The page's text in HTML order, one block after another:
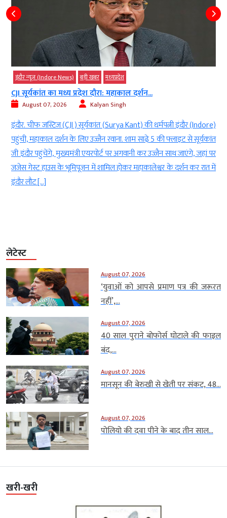
इंदौर न्यूज़ (Indore News) बड़ी खबर मध्‍यप्रदेश
CJI सूर्यकांत का मध्य प्रदेश दौरा: महाकाल दर्शन...
August 07, 2026 Kalyan Singh
इंदौर. चीफ जस्टिज (CJI ) सूर्यकांत (Surya Kant) की धर्मपत्नी इंदौर (Indore)
पहुंची, महाकाल दर्शन के लिए उज्जैन रवाना. शाम साढ़े 5 की फ्लाइट से सूर्यकांत
जी इंदौर पहुंचेंगे, मुख्यमंत्री एयरपोर्ट पर अगवानी कर उज्जैन साथ जाएंगे, जहां पर
जजेस गेस्ट हाउस के भूमिपूजन में शामिल होकर महाकालेश्वर के दर्शन कर रात में
इंदौर लौट […]
लेटेस्ट
August 07, 2026
‘युवाओं को आपसे प्रमाण पत्र की जरूरत
नहीं’,...
August 07, 2026
40 साल पुराने बोफोर्स घोटाले की फाइल
बंद,...
August 07, 2026
मानसून की बेरुखी से खेती पर संकट, 48...
August 07, 2026
पोलियो की दवा पीने के बाद तीन साल...
खरी-खरी